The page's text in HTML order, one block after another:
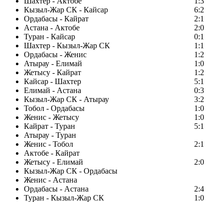
Кызыл-Жар СК - Кайсар
6:2
Ордабасы - Кайрат
2:1
Астана - Актобе
2:0
Туран - Кайсар
0:1
Шахтер - Кызыл-Жар СК
1:1
Ордабасы - Женис
1:2
Атырау - Елимай
1:0
Жетысу - Кайрат
1:2
Кайсар - Шахтер
5:1
Елимай - Астана
0:3
Кызыл-Жар СК - Атырау
3:2
Тобол - Ордабасы
1:0
Женис - Жетысу
1:0
Кайрат - Туран
5:1
Атырау - Туран
Женис - Тобол
2:1
Актобе - Кайрат
Жетысу - Елимай
2:0
Кызыл-Жар СК - Ордабасы
Женис - Астана
Ордабасы - Астана
2:4
Туран - Кызыл-Жар СК
1:0